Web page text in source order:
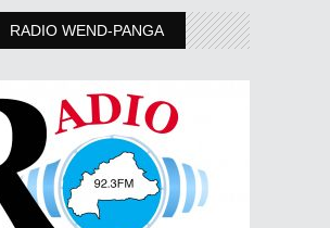
RADIO WEND-PANGA